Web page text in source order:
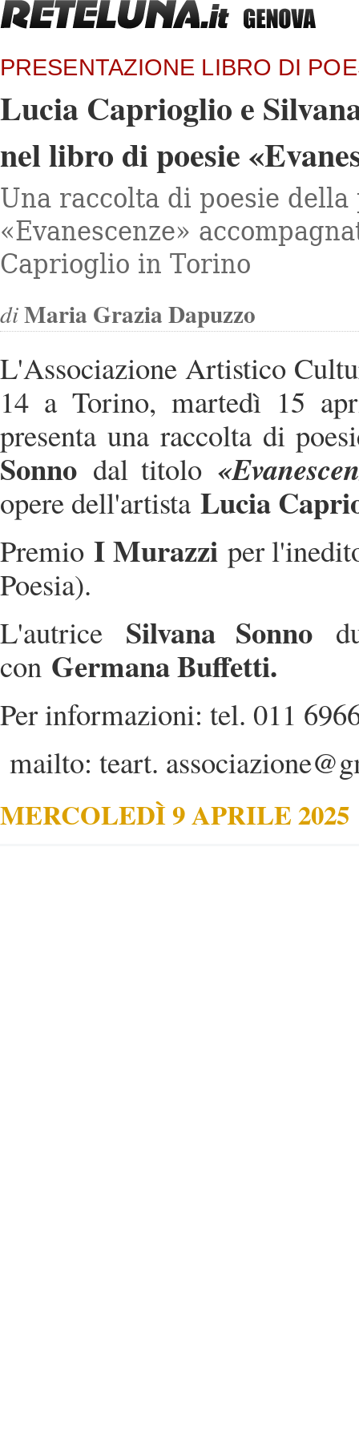
PRESENTAZIONE LIBRO DI
Lucia Caprioglio e
nel libro di poesie
Una raccolta di poesie
«Evanescenze»
Caprioglio in Torino
diMaria Grazia Dapuzzo
L'Associazione Artistico
14 a Torino, martedì 15
presenta una raccolta di
Sonno dal titolo
opere dell'artista Lucia
PremioI Murazzi per
Poesia).
L'autrice Silvana Sonno
con Germana Buffetti.
Per informazioni: tel. 011
mailto: teart.
MERCOLEDÌ 9 APRILE 2025